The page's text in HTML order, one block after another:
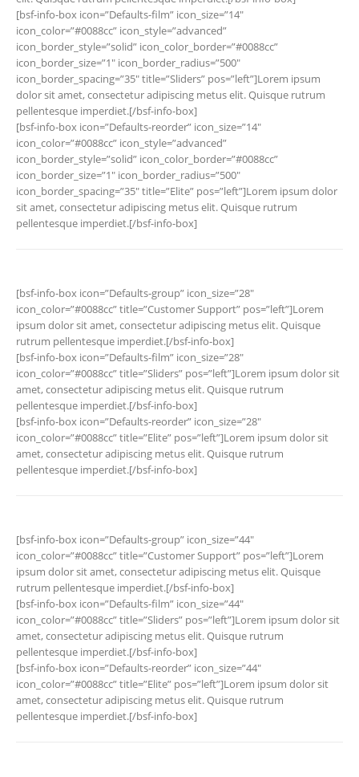
[bsf-info-box icon=”Defaults-film” icon_size=”14″
icon_color=”#0088cc” icon_style=”advanced”
icon_border_style=”solid” icon_color_border=”#0088cc”
icon_border_size=”1″ icon_border_radius=”500″
icon_border_spacing=”35″ title=”Sliders” pos=”left”]Lorem ipsum
dolor sit amet, consectetur adipiscing metus elit. Quisque rutrum
pellentesque imperdiet.[/bsf-info-box]
[bsf-info-box icon=”Defaults-reorder” icon_size=”14″
icon_color=”#0088cc” icon_style=”advanced”
icon_border_style=”solid” icon_color_border=”#0088cc”
icon_border_size=”1″ icon_border_radius=”500″
icon_border_spacing=”35″ title=”Elite” pos=”left”]Lorem ipsum dolor
sit amet, consectetur adipiscing metus elit. Quisque rutrum
pellentesque imperdiet.[/bsf-info-box]
[bsf-info-box icon=”Defaults-group” icon_size=”28″
icon_color=”#0088cc” title=”Customer Support” pos=”left”]Lorem
ipsum dolor sit amet, consectetur adipiscing metus elit. Quisque
rutrum pellentesque imperdiet.[/bsf-info-box]
[bsf-info-box icon=”Defaults-film” icon_size=”28″
icon_color=”#0088cc” title=”Sliders” pos=”left”]Lorem ipsum dolor sit
amet, consectetur adipiscing metus elit. Quisque rutrum
pellentesque imperdiet.[/bsf-info-box]
[bsf-info-box icon=”Defaults-reorder” icon_size=”28″
icon_color=”#0088cc” title=”Elite” pos=”left”]Lorem ipsum dolor sit
amet, consectetur adipiscing metus elit. Quisque rutrum
pellentesque imperdiet.[/bsf-info-box]
[bsf-info-box icon=”Defaults-group” icon_size=”44″
icon_color=”#0088cc” title=”Customer Support” pos=”left”]Lorem
ipsum dolor sit amet, consectetur adipiscing metus elit. Quisque
rutrum pellentesque imperdiet.[/bsf-info-box]
[bsf-info-box icon=”Defaults-film” icon_size=”44″
icon_color=”#0088cc” title=”Sliders” pos=”left”]Lorem ipsum dolor sit
amet, consectetur adipiscing metus elit. Quisque rutrum
pellentesque imperdiet.[/bsf-info-box]
[bsf-info-box icon=”Defaults-reorder” icon_size=”44″
icon_color=”#0088cc” title=”Elite” pos=”left”]Lorem ipsum dolor sit
amet, consectetur adipiscing metus elit. Quisque rutrum
pellentesque imperdiet.[/bsf-info-box]